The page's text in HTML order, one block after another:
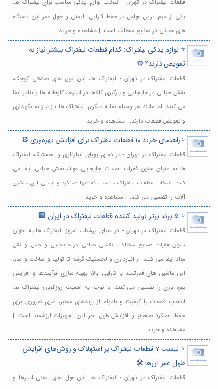
قطعات لیفتراک در تهران - انتخاب لوازم یدکی مناسب برای لیفتراک ها،
یکی از مهم ترین عوامل در حفظ کارایی، ایمنی و طول عمر این دستگاه
های حیاتی در صنایع مختلف است. | مشاهده و خرید
⭐️ لوازم یدکی لیفتراک: کدام قطعات لیفتراک بیشتر نیاز به
تعویض دارند؟ ⚙️
قطعات لیفتراک در تهران - لیفتراک ها، این غول های صنعتی کوچک،
نقش حیاتی در جابجایی و بارگیری کالاها در انبارها، کارخانه ها و بنادر ایفا
می کنند. اما مانند هر وسیله نقلیه دیگری، لیفتراک ها نیز نیاز به نگهداری
و تعویض قطعات دارند. | مشاهده و خرید
⭐️راهنمای خرید 10 قطعات لیفتراک برای افزایش بهره‌وری ⚙️
قطعات لیفتراک در تهران - در دنیای پویای انبارداری و لجستیک، لیفتراک
ها به عنوان ستون فقرات عملیات جابجایی مواد، نقش حیاتی ایفا می
کنند. انتخاب قطعات لیفتراک مناسب نه تنها عملکرد و ایمنی این ماشین
آلات را تضمین می کند،. | مشاهده و خرید
⭐️ 5 برند برتر تولید کننده قطعات لیفتراک در ایران 🏢
قطعات لیفتراک در تهران - در دنیای پرشتاب امروز، لیفتراک ها به عنوان
ستون فقرات صنایع مختلف، نقشی حیاتی در جابجایی و حمل و نقل
مواد ایفا می کنند. از انبارداری و لجستیک گرفته تا تولید و ساخت و ساز،
این ماشین های قدرتمند با کارایی بالا، بهینه سازی فرآیندها و افزایش
بهره وری را تضمین می کنند. با توجه به اهمیت روزافزون لیفتراک ها،
انتخاب قطعات با کیفیت و بادوام از برندهای معتبر، امری ضروری برای
حفظ عملکرد صحیح و افزایش طول عمر این تجهیزات ارزشمند است. |
مشاهده و خرید
⭐️ لیست 7 قطعات لیفتراک پر استهلاک و روش‌های افزایش
طول عمر آن‌ها 🛠️
قطعات لیفتراک در تهران - لیفتراک ها، این غول های آهنی انبارها و